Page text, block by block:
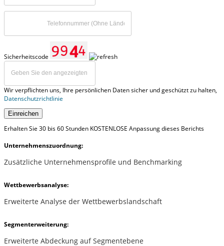
Sicherheitscode
Wir verpflichten uns, Ihre persönlichen Daten sicher und geschützt zu halten,
Datenschutzrichtlinie
Einreichen
Erhalten Sie 30 bis 60 Stunden KOSTENLOSE Anpassung dieses Berichts
Unternehmenszuordnung:
Zusätzliche Unternehmensprofile und Benchmarking
Wettbewerbsanalyse:
Erweiterte Analyse der Wettbewerbslandschaft
Segmenterweiterung:
Erweiterte Abdeckung auf Segmentebene